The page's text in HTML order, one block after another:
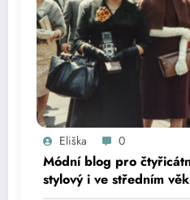
Eliška 0
Módní blog pro
stylový i ve středním